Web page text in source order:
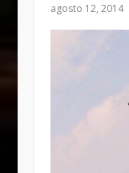
agosto 12, 2014